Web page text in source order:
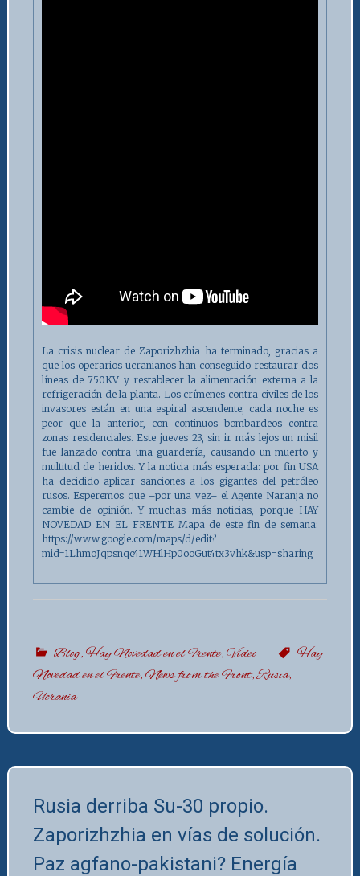
La crisis nuclear de Zaporizhzhia ha terminado, gracias a
que los operarios ucranianos han conseguido restaurar dos
líneas de 750KV y restablecer la alimentación externa a la
refrigeración de la planta. Los crímenes contra civiles de los
invasores están en una espiral ascendente; cada noche es
peor que la anterior, con continuos bombardeos contra
zonas residenciales. Este jueves 23, sin ir más lejos un misil
fue lanzado contra una guardería, causando un muerto y
multitud de heridos. Y la noticia más esperada: por fin USA
ha decidido aplicar sanciones a los gigantes del petróleo
rusos. Esperemos que –por una vez– el Agente Naranja no
cambie de opinión. Y muchas más noticias, porque HAY
NOVEDAD EN EL FRENTE Mapa de este fin de semana:
https://www.google.com/maps/d/edit?
mid=1LhmoJqpsnqc41WHlHp0ooGut4tx3vhk&usp=sharing
Blog,Hay Novedad en el Frente,Vídeo
Hay
Novedad en el Frente,News from the Front,Rusia,
Ucrania
Rusia derriba Su-30 propio.
Zaporizhzhia en vías de solución.
Paz agfano-pakistani? Energía